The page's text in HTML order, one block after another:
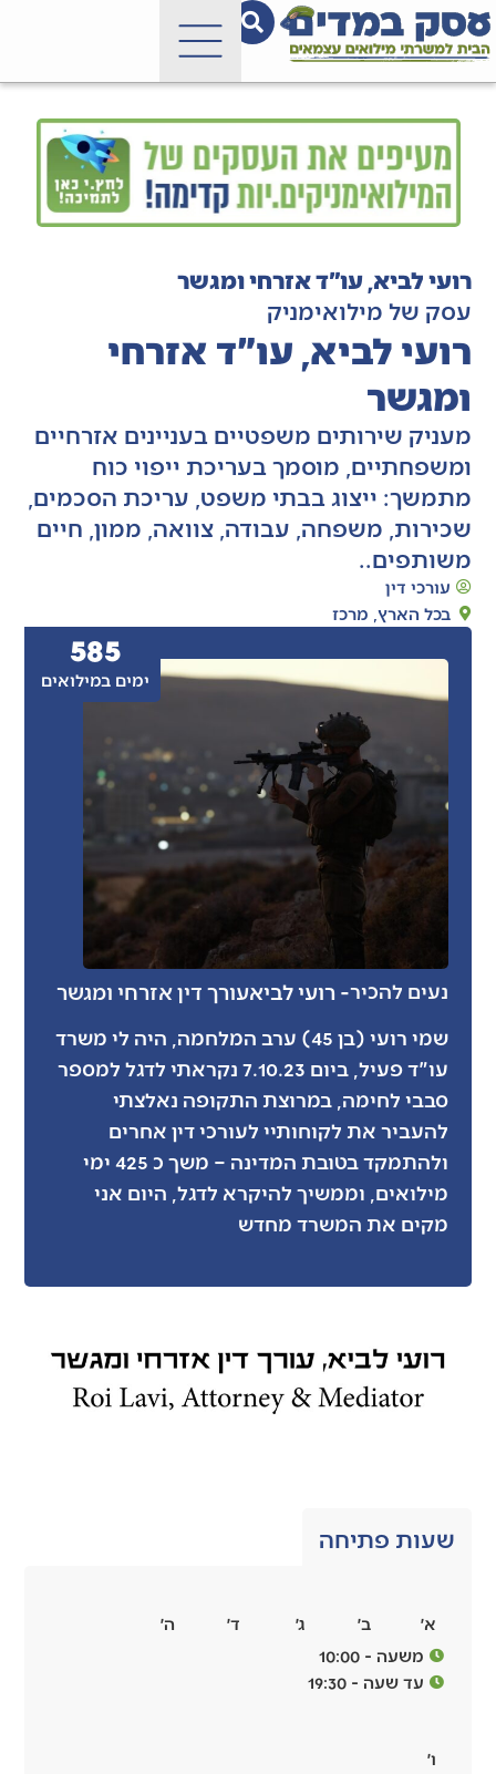
רועי לביא, עו"ד אזרחי ומגשר
עסק של מילואימניק
רועי לביא, עו"ד אזרחי
ומגשר
מעניק שירותים משפטיים בעניינים אזרחיים
ומשפחתיים, מוסמך בעריכת ייפוי כוח
מתמשך: ייצוג בבתי משפט, עריכת הסכמים,
שכירות, משפחה, עבודה, צוואה, ממון, חיים
משותפים..
עורכי דין
בכל הארץ מרכז
ימים במילואים
585
נעים להכיר- רועי לביאעורך דין אזרחי ומגשר
שמי רועי (בן 45) ערב המלחמה, היה לי משרד
עו"ד פעיל, ביום 7.10.23 נקראתי לדגל למספר
סבבי לחימה, במרוצת התקופה נאלצתי
להעביר את לקוחותיי לעורכי דין אחרים
ולהתמקד בטובת המדינה – משך כ 425 ימי
מילואים, וממשיך להיקרא לדגל, היום אני
מקים את המשרד מחדש
שעות פתיחה
א׳ ב׳ ג׳ ד׳
ה׳
משעה - 10:00
עד שעה - 19:30
ו׳